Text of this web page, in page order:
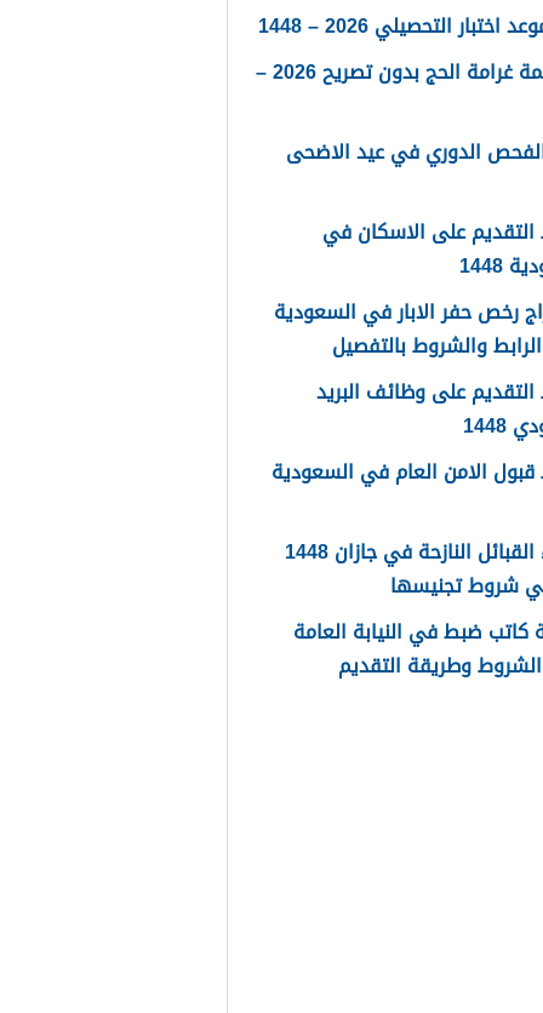
التحصيلي 2026 – 1448
كم قيمة غرامة الحج بدون تصريح 2026 –
الدوري في عيد الاضحى
على الاسكان في
1448
رخص حفر الابار في السعودية
على وظائف البريد
1448
الامن العام في السعودية
اسماء القبائل النازحة في جازان 1448
شروط تجنيسها
ضبط في النيابة العامة